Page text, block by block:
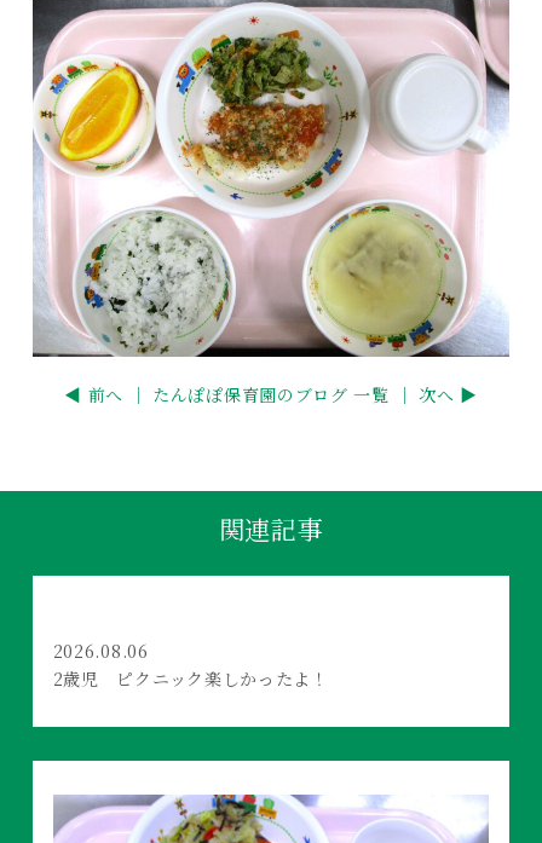
◀ 前へ ｜ たんぽぽ保育園のブログ 一覧 ｜ 次へ ▶
関連記事
2026.08.06
2歳児 ピクニック楽しかったよ！